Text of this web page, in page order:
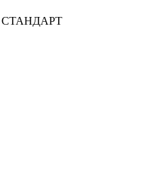
СТАНДАРТ